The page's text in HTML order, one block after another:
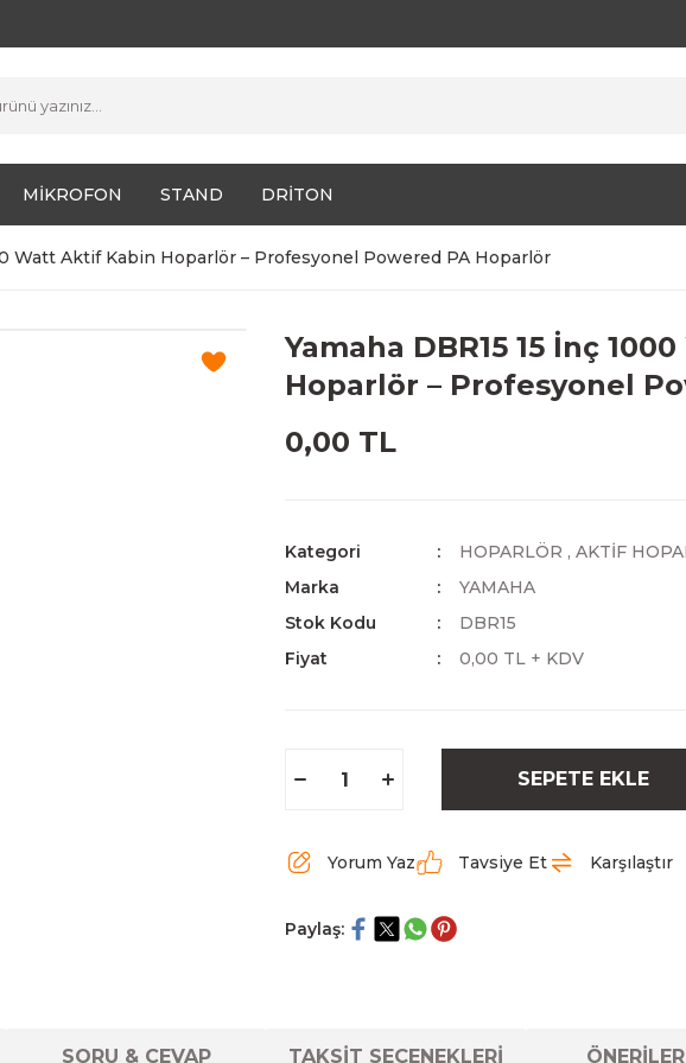
MİKROFON STAND DRİTON
Watt Aktif Kabin Hoparlör – Profesyonel Powered PA Hoparlör
Yamaha DBR15 15 İnç
Hoparlör – Profesyonel
0,00 TL
Kategori HOPARLÖR , AKTİF
Marka
YAMAHA
Stok Kodu
DBR15
Fiyat
0,00 TL + KDV
SEPETE EKLE
Yorum Yaz Tavsiye Et Karşılaştır
Paylaş:
SORU & CEVAP TAKSİT SEÇENEKLERİ